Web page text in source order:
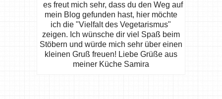
es freut mich sehr, dass du den Weg auf
mein Blog gefunden hast, hier möchte
ich die "Vielfalt des Vegetarismus"
zeigen. Ich wünsche dir viel Spaß beim
Stöbern und würde mich sehr über einen
kleinen Gruß freuen! Liebe Grüße aus
meiner Küche Samira